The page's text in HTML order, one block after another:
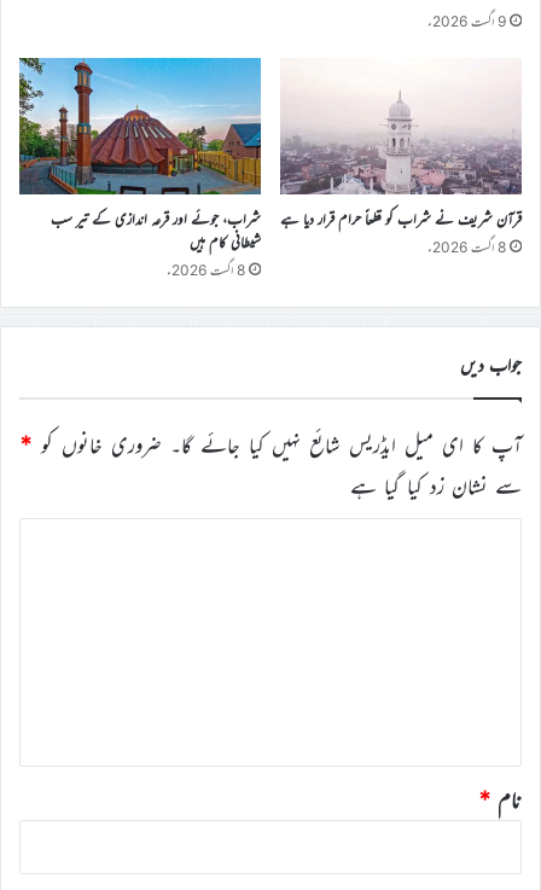
9 اگست 2026ء
قرآن شریف نے شراب کو قطعاً حرام قرار دیا ہے
8 اگست 2026ء
شراب، جوئے اور قرعہ اندازی کے تیر سب
شیطانی کام ہیں
8 اگست 2026ء
جواب دیں
آپ کا ای میل ایڈریس شائع نہیں کیا جائے گا۔ ضروری خانوں کو *
سے نشان زد کیا گیا ہے
نام *